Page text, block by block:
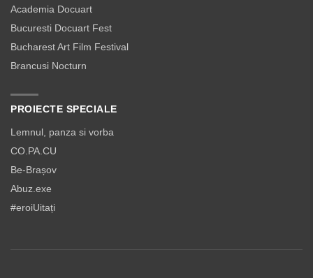
Academia Docuart
Bucuresti Docuart Fest
Bucharest Art Film Festival
Brancusi Nocturn
PROIECTE SPECIALE
Lemnul, panza si vorba
CO.PA.CU
Be-Brașov
Abuz.exe
#eroiUitați